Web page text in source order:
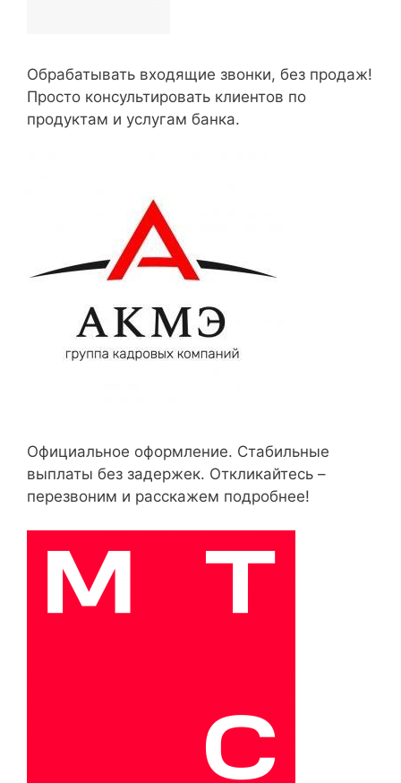
Обрабатывать входящие звонки, без продаж!
Просто консультировать клиентов по
продуктам и услугам банка.
Официальное оформление. Стабильные
выплаты без задержек. Откликайтесь –
перезвоним и расскажем подробнее!